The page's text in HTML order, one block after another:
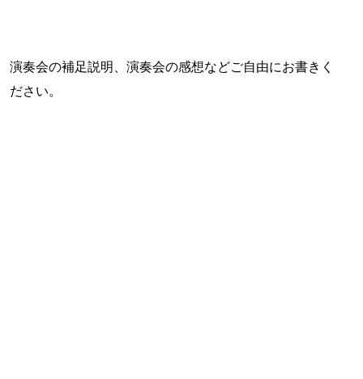
演奏会の補足説明、演奏会の感想などご自由にお書きく
ださい。